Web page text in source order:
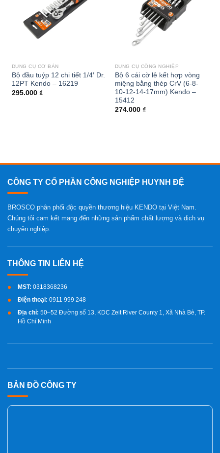
DỤNG CỤ CƠ BẢN
Bộ đầu tuýp 12 chi tiết 1/4′ Dr.
12PT Kendo – 16219
295.000 ₫
DỤNG CỤ CÔNG NGHIỆP
Bộ 6 cái cờ lê kết hợp vòng
miệng bằng thép CrV (6-8-
10-12-14-17mm) Kendo –
15412
274.000 ₫
BẢN ĐỒ CÔNG TY
CÔNG TY CỔ PHẦN CÔNG NGHIỆP HUYNH ĐỆ
BROSCO phân phối độc quyền thương hiệu KENDO tại Việt Nam.
Chúng tôi cam kết mang đến những sản phẩm chất lượng và dịch vụ
chuyên nghiệp.
MST: 0318368236
Điện thoại: 0911 999 248
Địa chỉ: 50–52 Đường số 13, KDC Zeit River County 1, Xã Nhà Bè, TP.
Hồ Chí Minh